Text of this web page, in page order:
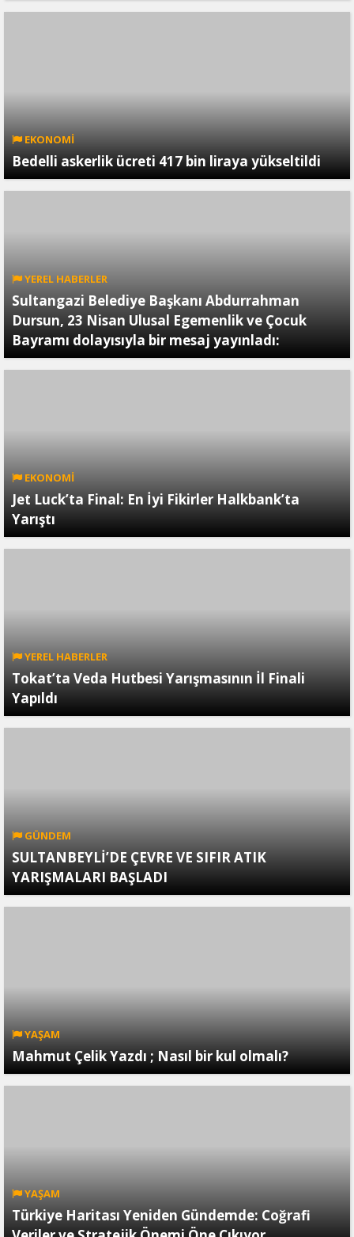
EKONOMİ
Bedelli askerlik ücreti 417 bin liraya yükseltildi
YEREL HABERLER
Sultangazi Belediye Başkanı Abdurrahman
Dursun, 23 Nisan Ulusal Egemenlik ve Çocuk
Bayramı dolayısıyla bir mesaj yayınladı:
EKONOMİ
Jet Luck’ta Final: En İyi Fikirler Halkbank’ta
Yarıştı
YEREL HABERLER
Tokat’ta Veda Hutbesi Yarışmasının İl Finali
Yapıldı
GÜNDEM
SULTANBEYLİ’DE ÇEVRE VE SIFIR ATIK
YARIŞMALARI BAŞLADI
YAŞAM
Mahmut Çelik Yazdı ; Nasıl bir kul olmalı?
YAŞAM
Türkiye Haritası Yeniden Gündemde: Coğrafi